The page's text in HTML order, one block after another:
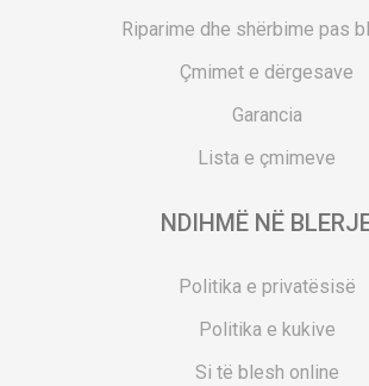
Riparime dhe shërbime pas
Çmimet e dërgesave
Garancia
Lista e çmimeve
NDIHMË NË
Politika e privatësisë
Politika e kukive
Si të blesh online